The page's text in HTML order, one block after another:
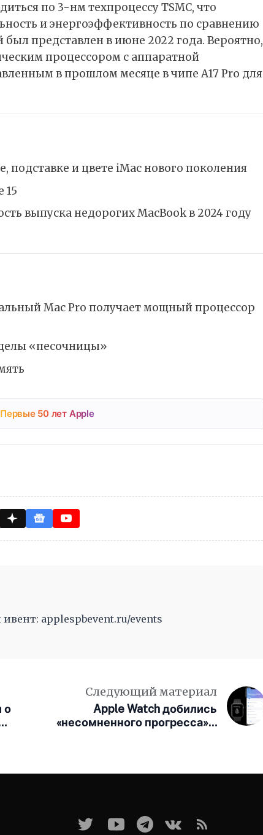
по 3-нм техпроцессу TSMC, что
и энергоэффективность по сравнению
представлен в июне 2022 года. Вероятно,
процессором с аппаратной
в прошлом месяце в чипе A17 Pro для
подставке и цвете iMac нового поколения
15
выпуска недорогих MacBook в 2024 году
Mac Pro получает мощный процессор
«песочницы»
Первые 50 лет Apple
applespbevent.ru/events
о
Следующий материал
Apple Watch добились
«несомненного прогресса» в